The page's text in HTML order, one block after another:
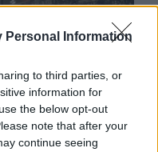
Personal Information
to third parties, or
information for
the below opt-out
note that after your
continue seeing